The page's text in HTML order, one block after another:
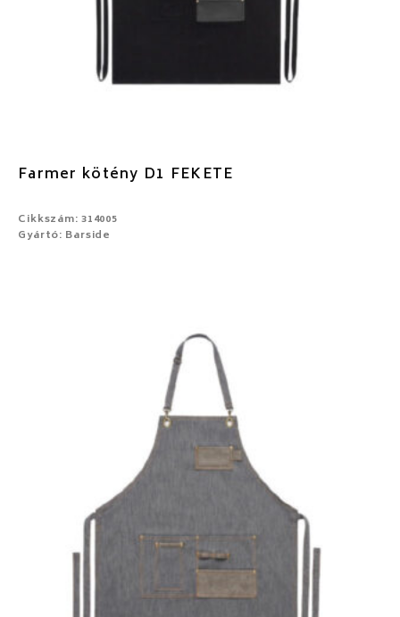
Farmer kötény D1 FEKETE
Cikkszám: 314005
Gyártó: Barside